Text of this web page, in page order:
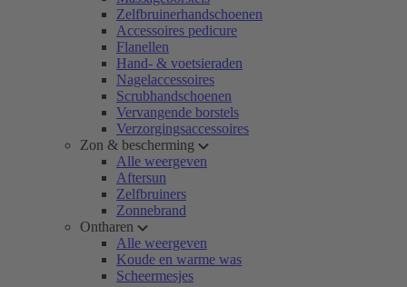
Zelfbruinerhandschoenen
Accessoires pedicure
Flanellen
Hand- & voetsieraden
Nagelaccessoires
Scrubhandschoenen
Vervangende borstels
Verzorgingsaccessoires
Zon & bescherming
Alle weergeven
Aftersun
Zelfbruiners
Zonnebrand
Ontharen
Alle weergeven
Koude en warme was
Scheermesjes